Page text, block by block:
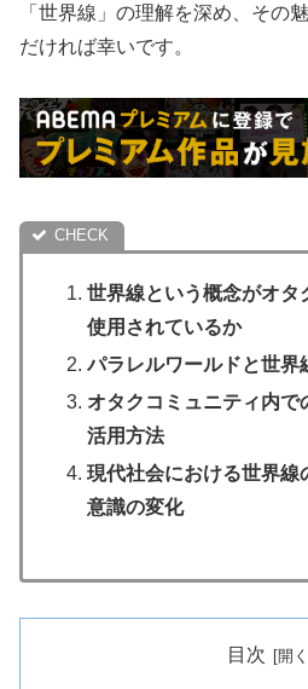
「世界線」の理解を深め、その
だければ幸いです。
世界線という概念がオタ
使用されているか
パラレルワールドと世界
オタクコミュニティ内で
活用方法
現代社会における世界線
意識の変化
目次